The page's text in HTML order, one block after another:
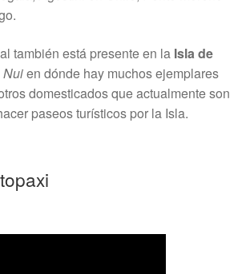
también está presente en la Isla de
Nuien dónde hay muchos ejemplares
domesticados que actualmente son
paseos turísticos por la Isla.